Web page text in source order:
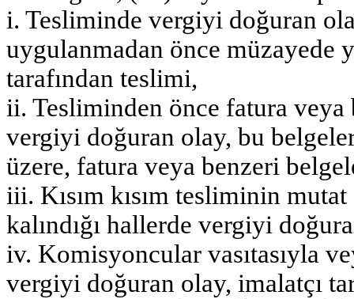
i. Tesliminde vergiyi doğuran
uygulanmadan önce müzayede
tarafından teslimi,
ii. Tesliminden önce fatura
vergiyi doğuran olay, bu
üzere, fatura veya benzeri
iii. Kısım kısım tesliminin
kalındığı hallerde vergiyi
iv. Komisyoncular vasıtasıyla
vergiyi doğuran olay, imalatçı